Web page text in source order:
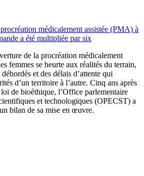
médicalement assistée (PMA) à
a été multipliée par six
de la procréation médicalement
femmes se heurte aux réalités du terrain,
et des délais d’attente qui
d’un territoire à l’autre. Cinq ans après
de bioéthique, l’Office parlementaire
et technologiques (OPECST) a
bilan de sa mise en œuvre.